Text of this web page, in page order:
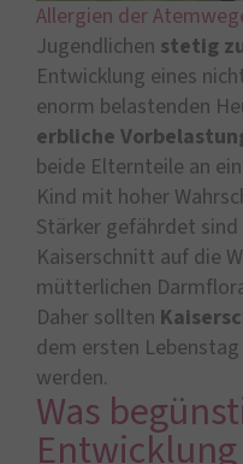
Allergien der
Jugendlichen stetig
Entwicklung eines
enorm belastenden
erbliche
beide Elternteile an
Kind mit hoher
Stärker gefährdet
Kaiserschnitt auf die
mütterlichen
Daher sollten
dem ersten
werden.
Was